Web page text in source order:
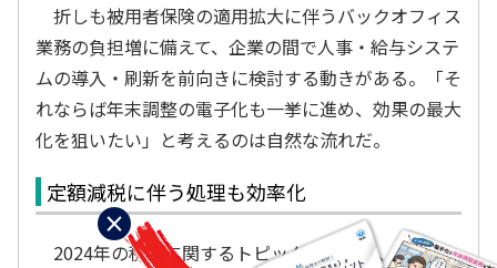
×
折しも被用者保険の適用拡大に伴うバックオフィス
業務の負担増に備えて、企業の間で人事・給与システ
ムの導入・刷新を前向きに検討する動きがある。「そ
れならば年末調整の電子化も一挙に進め、効果の最大
化を狙いたい」と考えるのは自然な流れだ。
定額減税に伴う処理も効率化
2024年の税制に関するトピックとしては、「定額